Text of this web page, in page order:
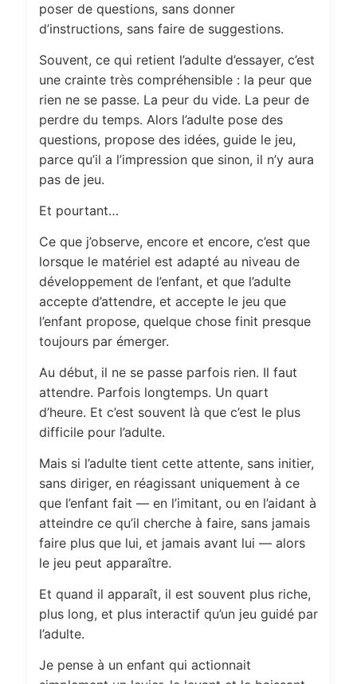
poser de questions, sans donner
d’instructions, sans faire de suggestions.
Souvent, ce qui retient l’adulte d’essayer, c’est
une crainte très compréhensible : la peur que
rien ne se passe. La peur du vide. La peur de
perdre du temps. Alors l’adulte pose des
questions, propose des idées, guide le jeu,
parce qu’il a l’impression que sinon, il n’y aura
pas de jeu.
Et pourtant…
Ce que j’observe, encore et encore, c’est que
lorsque le matériel est adapté au niveau de
développement de l’enfant, et que l’adulte
accepte d’attendre, et accepte le jeu que
l’enfant propose, quelque chose finit presque
toujours par émerger.
Au début, il ne se passe parfois rien. Il faut
attendre. Parfois longtemps. Un quart
d’heure. Et c’est souvent là que c’est le plus
difficile pour l’adulte.
Mais si l’adulte tient cette attente, sans initier,
sans diriger, en réagissant uniquement à ce
que l’enfant fait — en l’imitant, ou en l’aidant à
atteindre ce qu’il cherche à faire, sans jamais
faire plus que lui, et jamais avant lui — alors
le jeu peut apparaître.
Et quand il apparaît, il est souvent plus riche,
plus long, et plus interactif qu’un jeu guidé par
l’adulte.
Je pense à un enfant qui actionnait